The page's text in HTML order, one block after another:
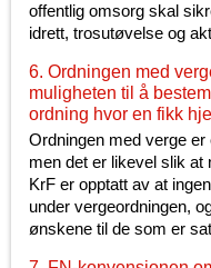
offentlig omsorg skal
idrett, trosutøvelse og
6. Ordningen med
muligheten til å
ordning hvor en fikk
Ordningen med verge
men det er likevel slik at
KrF er opptatt av at
under vergeordningen,
ønskene til de som er